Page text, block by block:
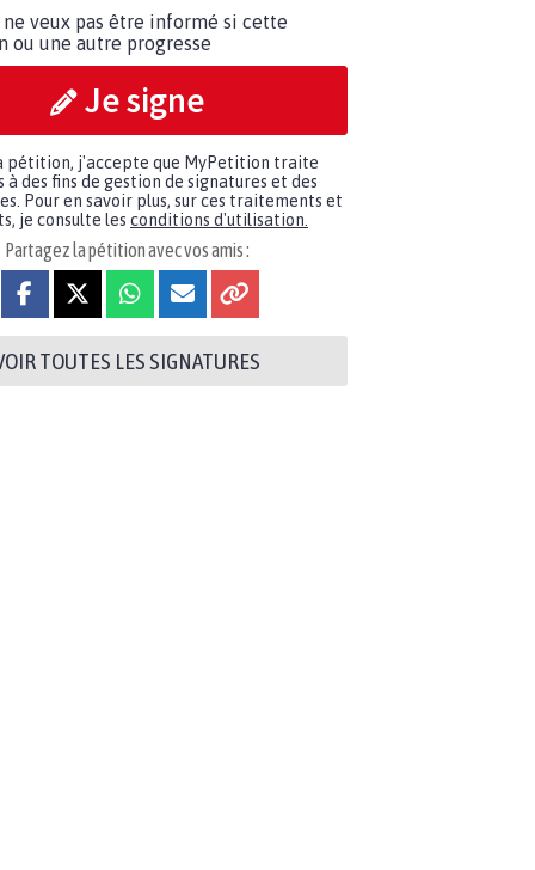
ne veux pas être informé si cette
ou une autre progresse
Je signe
pétition, j'accepte que MyPetition traite
à des fins de gestion de signatures et des
Pour en savoir plus, sur ces traitements et
je consulte les conditions d'utilisation.
Partagez la pétition avec vos amis :
TOUTES LES SIGNATURES